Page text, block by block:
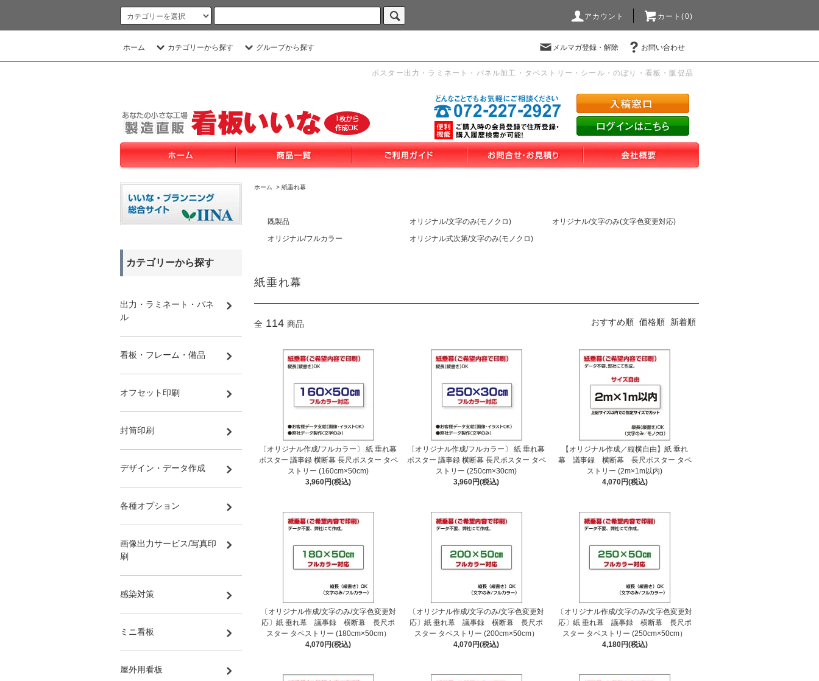
アカウント カート(0)
ホーム カテゴリーから探す グループから探す メルマガ登録・解除 お問い合わせ
ポスター出力・ラミネート・パネル加工・タペストリー・シール・のぼり・看板・販促品
ホーム > 紙垂れ幕
既製品 オリジナル/文字のみ(モノクロ)
オリジナル/文字のみ(文字色変更対応)
オリジナル/フルカラー
オリジナル式次第/文字のみ(モノクロ)
紙垂れ幕
全 114 商品 おすすめ順 価格順 新着順
〔オリジナル作成/フルカラー〕 紙 垂れ幕
ポスター 議事録 横断幕 長尺ポスター タペ
ストリー (160cm×50cm)
3,960円(税込)
〔オリジナル作成/フルカラー〕 紙 垂れ幕
ポスター 議事録 横断幕 長尺ポスター タペ
ストリー (250cm×30cm)
3,960円(税込)
【オリジナル作成／縦横自由】紙 垂れ
幕 議事録 横断幕 長尺ポスター タペ
ストリー (2m×1m以内)
4,070円(税込)
〔オリジナル作成/文字のみ/文字色変更対
応〕紙 垂れ幕 議事録 横断幕 長尺ポ
スター タペストリー (180cm×50cm）
4,070円(税込)
〔オリジナル作成/文字のみ/文字色変更対
応〕紙 垂れ幕 議事録 横断幕 長尺ポ
スター タペストリー (200cm×50cm）
4,070円(税込)
〔オリジナル作成/文字のみ/文字色変更対
応〕紙 垂れ幕 議事録 横断幕 長尺ポ
スター タペストリー (250cm×50cm）
4,180円(税込)
カテゴリーから探す
出力・ラミネート・パネ
ル
看板・フレーム・備品
オフセット印刷
封筒印刷
デザイン・データ作成
各種オプション
画像出力サービス/写真印
刷
感染対策
ミニ看板
屋外用看板